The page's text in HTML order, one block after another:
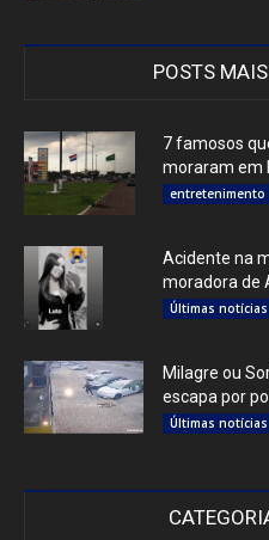
POSTS
7 famosos
moraram em
entretenimento
Acidente na
moradora de
Últimas notícias
Milagre ou
escapa por
Últimas notícias